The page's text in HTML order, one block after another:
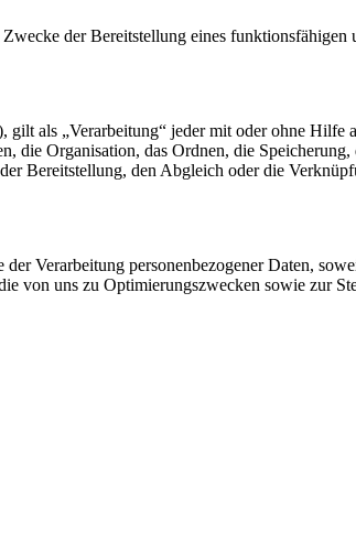
der Bereitstellung eines funktionsfähigen
als „Verarbeitung“ jeder mit oder ohne Hilfe
die Organisation, das Ordnen, die
Bereitstellung, den Abgleich oder die
Verarbeitung personenbezogener Daten,
von uns zu Optimierungszwecken sowie zur